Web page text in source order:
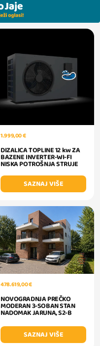
1.999,00 €
DIZALICA TOPLINE 12 kw ZA
BAZENE INVERTER-WI-FI
NISKA POTROŠNJA STRUJE
SAZNAJ VIŠE
478.619,00 €
NOVOGRADNJA PREČKO
MODERAN 3-SOBAN STAN
NADOMAK JARUNA, S2-B
SAZNAJ VIŠE